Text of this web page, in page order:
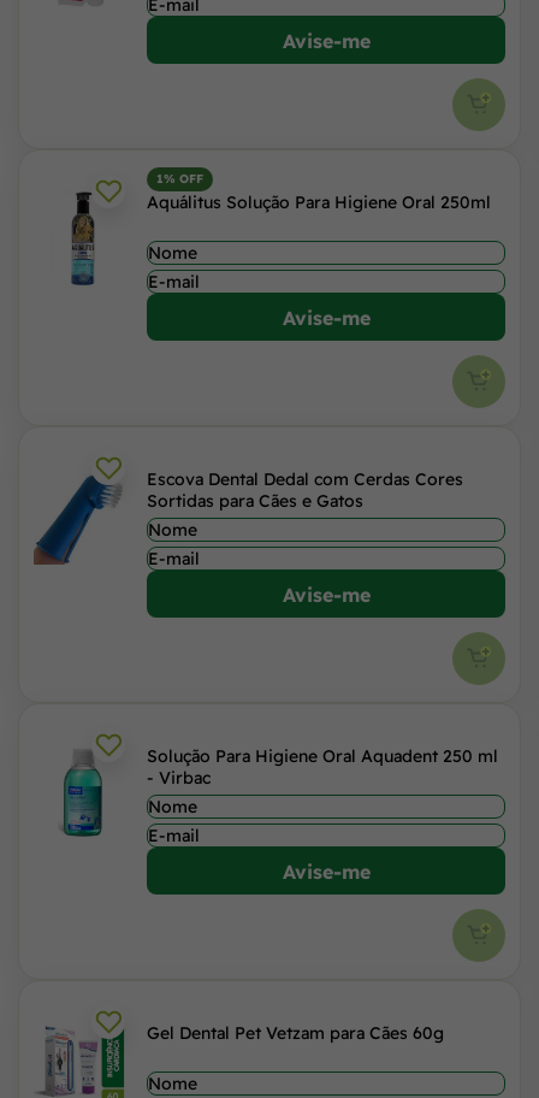
Avise-me
1% OFF
Aquálitus Solução Para Higiene Oral 250ml
Avise-me
Escova Dental Dedal com Cerdas Cores
Sortidas para Cães e Gatos
Avise-me
Solução Para Higiene Oral Aquadent 250 ml
- Virbac
Avise-me
Gel Dental Pet Vetzam para Cães 60g